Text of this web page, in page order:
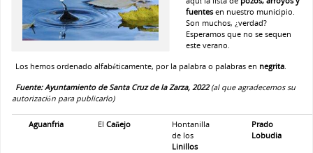
fuentes en nuestro municipio.
Son muchos, ¿verdad?
Esperamos que no se sequen
este verano.
Los hemos ordenado alfabéticamente, por la palabra o palabras en negrita.
Fuente: Ayuntamiento de Santa Cruz de la Zarza, 2022(al que agradecemos su
autorización para publicarlo)
Aguanfria ElCañejo
Hontanilla
de los
Linillos
Prado
Lobudia